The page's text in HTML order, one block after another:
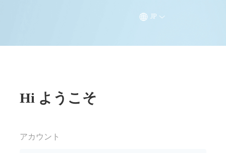
JP
Hi ようこそ
アカウント